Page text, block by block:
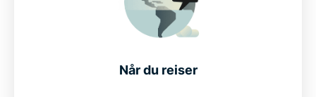
Når du reiser